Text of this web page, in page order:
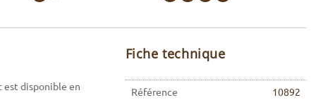
est disponible en
Fiche technique
Référence 10892